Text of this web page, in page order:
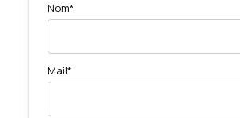
Nom*
Mail*